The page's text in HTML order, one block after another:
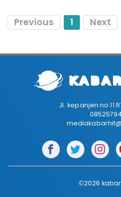
Previous 1 Next
Jl. kepanjen no 11
©2026